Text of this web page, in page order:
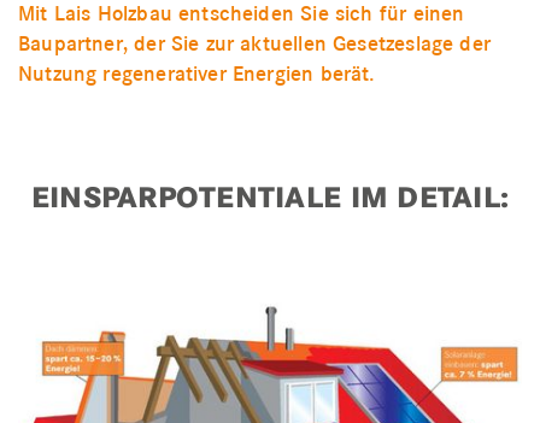
Mit Lais Holzbau entscheiden Sie sich für einen
Baupartner, der Sie zur aktuellen Gesetzeslage der
Nutzung regenerativer Energien berät.
EINSPARPOTENTIALE IM DETAIL: